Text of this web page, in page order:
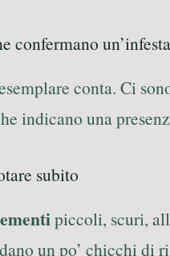
confermano
conta. Ci
indicano una
subito
piccoli, scuri,
un po’ chicchi di